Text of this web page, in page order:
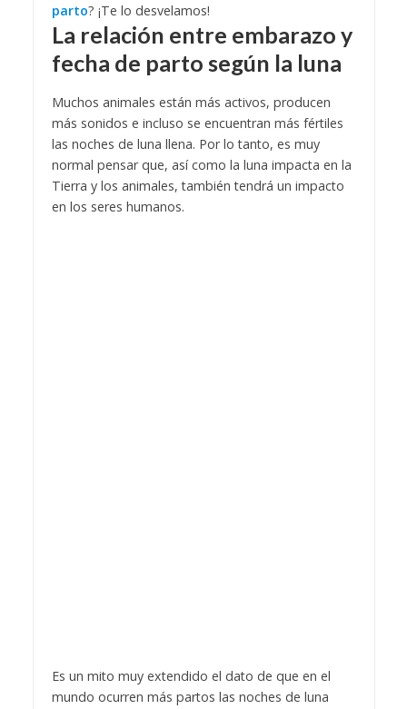
parto? ¡Te lo desvelamos!
La relación entre embarazo y
fecha de parto según la luna
Muchos animales están más activos, producen
más sonidos e incluso se encuentran más fértiles
las noches de luna llena. Por lo tanto, es muy
normal pensar que, así como la luna impacta en la
Tierra y los animales, también tendrá un impacto
en los seres humanos.
Es un mito muy extendido el dato de que en el
mundo ocurren más partos las noches de luna